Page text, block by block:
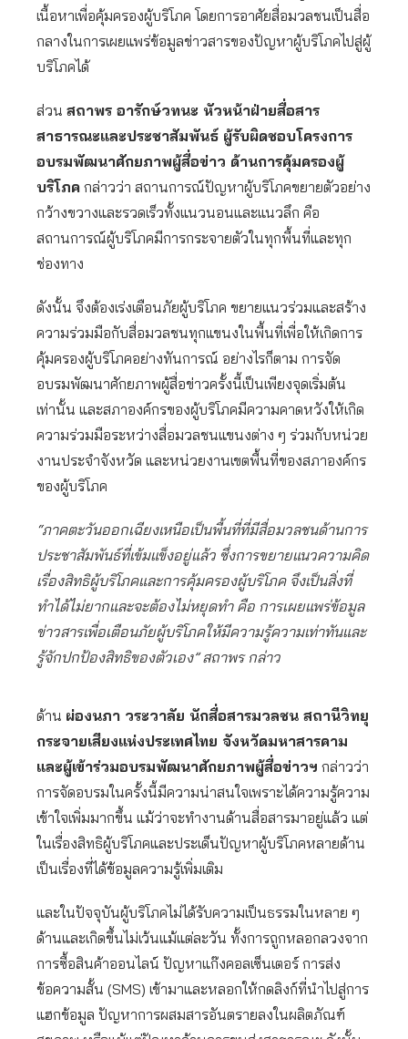
เนื้อหาเพื่อคุ้มครองผู้บริโภค โดยการอาศัยสื่อมวลชนเป็นสื่อ
กลางในการเผยแพร่ข้อมูลข่าวสารของปัญหาผู้บริโภคไปสู่ผู้
บริโภคได้
ส่วน สถาพร อารักษ์วทนะ หัวหน้าฝ่ายสื่อสาร
สาธารณะและประชาสัมพันธ์ ผู้รับผิดชอบโครงการ
อบรมพัฒนาศักยภาพผู้สื่อข่าว ด้านการคุ้มครองผู้
บริโภค กล่าวว่า สถานการณ์ปัญหาผู้บริโภคขยายตัวอย่าง
กว้างขวางและรวดเร็วทั้งแนวนอนและแนวลึก คือ
สถานการณ์ผู้บริโภคมีการกระจายตัวในทุกพื้นที่และทุก
ช่องทาง
ดังนั้น จึงต้องเร่งเตือนภัยผู้บริโภค ขยายแนวร่วมและสร้าง
ความร่วมมือกับสื่อมวลชนทุกแขนงในพื้นที่เพื่อให้เกิดการ
คุ้มครองผู้บริโภคอย่างทันการณ์ อย่างไรก็ตาม การจัด
อบรมพัฒนาศักยภาพผู้สื่อข่าวครั้งนี้เป็นเพียงจุดเริ่มต้น
เท่านั้น และสภาองค์กรของผู้บริโภคมีความคาดหวังให้เกิด
ความร่วมมือระหว่างสื่อมวลชนแขนงต่าง ๆ ร่วมกับหน่วย
งานประจำจังหวัด และหน่วยงานเขตพื้นที่ของสภาองค์กร
ของผู้บริโภค
“ภาคตะวันออกเฉียงเหนือเป็นพื้นที่ที่มีสื่อมวลชนด้านการ
ประชาสัมพันธ์ที่เข้มแข็งอยู่แล้ว ซึ่งการขยายแนวความคิด
เรื่องสิทธิผู้บริโภคและการคุ้มครองผู้บริโภค จึงเป็นสิ่งที่
ทำได้ไม่ยากและจะต้องไม่หยุดทำ คือ การเผยแพร่ข้อมูล
ข่าวสารเพื่อเตือนภัยผู้บริโภคให้มีความรู้ความเท่าทันและ
รู้จักปกป้องสิทธิของตัวเอง” สถาพร กล่าว
ด้าน ผ่องนภา วระวาลัย นักสื่อสารมวลชน สถานีวิทยุ
กระจายเสียงแห่งประเทศไทย จังหวัดมหาสารคาม
และผู้เข้าร่วมอบรมพัฒนาศักยภาพผู้สื่อข่าวฯ กล่าวว่า
การจัดอบรมในครั้งนี้มีความน่าสนใจเพราะได้ความรู้ความ
เข้าใจเพิ่มมากขึ้น แม้ว่าจะทำงานด้านสื่อสารมาอยู่แล้ว แต่
ในเรื่องสิทธิผู้บริโภคและประเด็นปัญหาผู้บริโภคหลายด้าน
เป็นเรื่องที่ได้ข้อมูลความรู้เพิ่มเติม
และในปัจจุบันผู้บริโภคไม่ได้รับความเป็นธรรมในหลาย ๆ
ด้านและเกิดขึ้นไม่เว้นแม้แต่ละวัน ทั้งการถูกหลอกลวงจาก
การซื้อสินค้าออนไลน์ ปัญหาแก๊งคอลเซ็นเตอร์ การส่ง
ข้อความสั้น (SMS) เข้ามาและหลอกให้กดลิงก์ที่นำไปสู่การ
แฮกข้อมูล ปัญหาการผสมสารอันตรายลงในผลิตภัณฑ์